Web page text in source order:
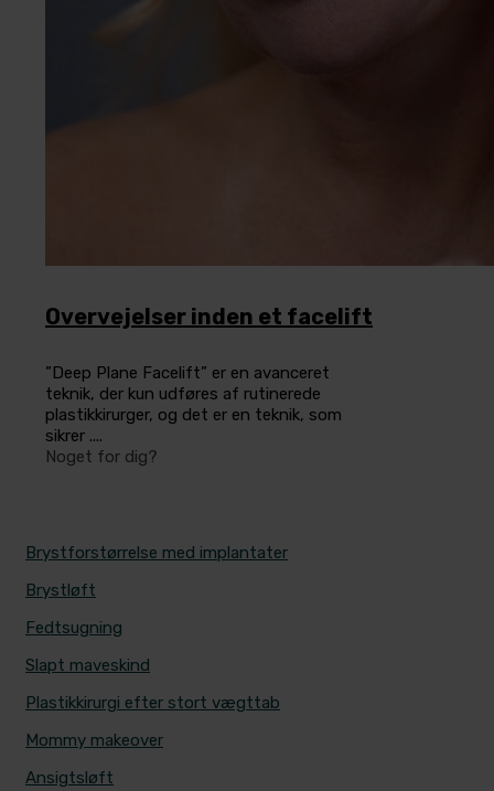
Overvejelser inden et facelift
”Deep Plane Facelift” er en avanceret
teknik, der kun udføres af rutinerede
plastikkirurger, og det er en teknik, som
sikrer ....
Noget for dig?
Brystforstørrelse med implantater
Brystløft
Fedtsugning
Slapt maveskind
Plastikkirurgi efter stort vægttab
Mommy makeover
Ansigtsløft